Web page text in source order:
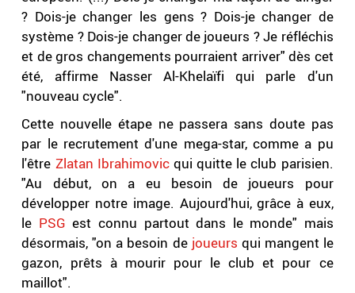
? Dois-je changer les gens ? Dois-je changer de
système ? Dois-je changer de joueurs ? Je réfléchis
et de gros changements pourraient arriver" dès cet
été, affirme Nasser Al-Khelaïfi qui parle d'un
"nouveau cycle".
Cette nouvelle étape ne passera sans doute pas
par le recrutement d'une mega-star, comme a pu
l'être Zlatan Ibrahimovic qui quitte le club parisien.
"Au début, on a eu besoin de joueurs pour
développer notre image. Aujourd'hui, grâce à eux,
le PSG est connu partout dans le monde" mais
désormais, "on a besoin de joueurs qui mangent le
gazon, prêts à mourir pour le club et pour ce
maillot".